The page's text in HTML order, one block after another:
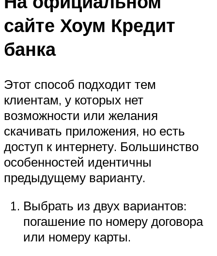
сайте Хоум Кредит
банка
Этот способ подходит тем
клиентам, у которых нет
возможности или желания
скачивать приложения, но есть
доступ к интернету. Большинство
особенностей идентичны
предыдущему варианту.
Выбрать из двух вариантов:
погашение по номеру договора
или номеру карты.